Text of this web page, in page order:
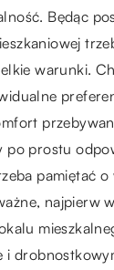
Będąc
warunki.
po prostu
pamiętać
najpierw
i